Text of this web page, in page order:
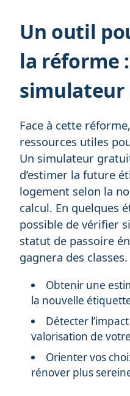
Un outil
la réforme
simulateur
Face à cette
ressources utiles
Un simulateur
d’estimer la future
logement selon la
calcul. En quelques
possible de vérifier
statut de passoire
gagnera des classes.
Obtenir une
la nouvelle
Détecter
valorisation de
Orienter vos
rénover plus